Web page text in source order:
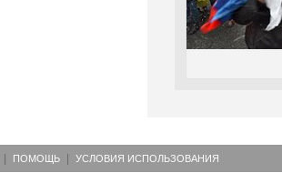
ПОМОЩЬ УСЛОВИЯ ИСПОЛЬЗОВАНИЯ